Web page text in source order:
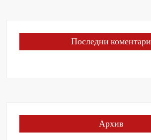
Последни коментари
Архив